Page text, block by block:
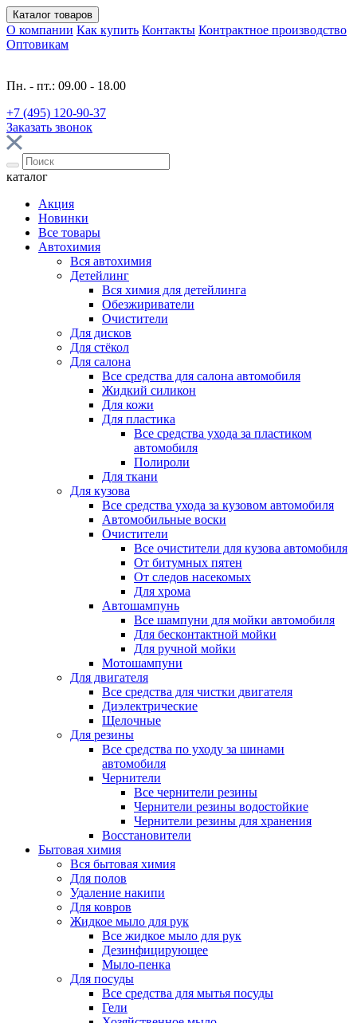
Каталог товаров
О компании Как купить Контакты Контрактное производство
Оптовикам
Пн. - пт.: 09.00 - 18.00
+7 (495) 120-90-37
Заказать звонок
каталог
Акция
Новинки
Все товары
Автохимия
Вся автохимия
Детейлинг
Вся химия для детейлинга
Обезжириватели
Очистители
Для дисков
Для стёкол
Для салона
Все средства для салона автомобиля
Жидкий силикон
Для кожи
Для пластика
Все средства ухода за пластиком
автомобиля
Полироли
Для ткани
Для кузова
Все средства ухода за кузовом автомобиля
Автомобильные воски
Очистители
Все очистители для кузова автомобиля
От битумных пятен
От следов насекомых
Для хрома
Автошампунь
Все шампуни для мойки автомобиля
Для бесконтактной мойки
Для ручной мойки
Мотошампуни
Для двигателя
Все средства для чистки двигателя
Диэлектрические
Щелочные
Для резины
Все средства по уходу за шинами
автомобиля
Чернители
Все чернители резины
Чернители резины водостойкие
Чернители резины для хранения
Восстановители
Бытовая химия
Вся бытовая химия
Для полов
Удаление накипи
Для ковров
Жидкое мыло для рук
Все жидкое мыло для рук
Дезинфицирующее
Мыло-пенка
Для посуды
Все средства для мытья посуды
Гели